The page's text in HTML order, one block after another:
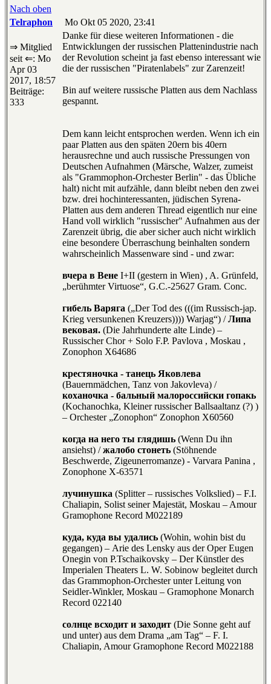
Nach oben
Telraphon
Mo Okt 05 2020, 23:41
⇒ Mitglied
seit ⇐: Mo
Apr 03
2017, 18:57
Beiträge:
333
Danke für diese weiteren Informationen - die
Entwicklungen der russischen Plattenindustrie nach
der Revolution scheint ja fast ebenso interessant wie
die der russischen "Piratenlabels" zur Zarenzeit!
Bin auf weitere russische Platten aus dem Nachlass
gespannt.
Dem kann leicht entsprochen werden. Wenn ich ein
paar Platten aus den späten 20ern bis 40ern
herausrechne und auch russische Pressungen von
Deutschen Aufnahmen (Märsche, Walzer, zumeist
als "Grammophon-Orchester Berlin" - das Übliche
halt) nicht mit aufzähle, dann bleibt neben den zwei
bzw. drei hochinteressanten, jüdischen Syrena-
Platten aus dem anderen Thread eigentlich nur eine
Hand voll wirklich "russischer" Aufnahmen aus der
Zarenzeit übrig, die aber sicher auch nicht wirklich
eine besondere Überraschung beinhalten sondern
wahrscheinlich Massenware sind - und zwar:
вчера в Вене I+II (gestern in Wien) , A. Grünfeld,
„berühmter Virtuose“, G.C.-25627 Gram. Conc.
гибель Варяга („Der Tod des (((im Russisch-jap.
Krieg versunkenen Kreuzers)))) Warjag“) /Липа
вековая. (Die Jahrhunderte alte Linde) –
Russischer Chor + Solo F.P. Pavlova , Moskau ,
Zonophon X64686
крестяночка - танець Яковлева
(Bauernmädchen, Tanz von Jakovleva) /
коханочка - бальный малороссийски гопакь
(Kochanochka, Kleiner russischer Ballsaaltanz (?) )
– Orchester „Zonophon“ Zonophon X60560
когда на него ты глядишь (Wenn Du ihn
ansiehst) /жалобо стонеть (Stöhnende
Beschwerde, Zigeunerromanze) - Varvara Panina ,
Zonophone X-63571
лучинушка (Splitter – russisches Volkslied) – F.I.
Chaliapin, Solist seiner Majestät, Moskau – Amour
Gramophone Record M022189
куда, куда вы удались (Wohin, wohin bist du
gegangen) – Arie des Lensky aus der Oper Eugen
Onegin von P.Tschaikovsky – Der Künstler des
Imperialen Theaters L. W. Sobinow begleitet durch
das Grammophon-Orchester unter Leitung von
Seidler-Winkler, Moskau – Gramophone Monarch
Record 022140
солнце всходит и заходит (Die Sonne geht auf
und unter) aus dem Drama „am Tag“ – F. I.
Chaliapin, Amour Gramophone Record M022188